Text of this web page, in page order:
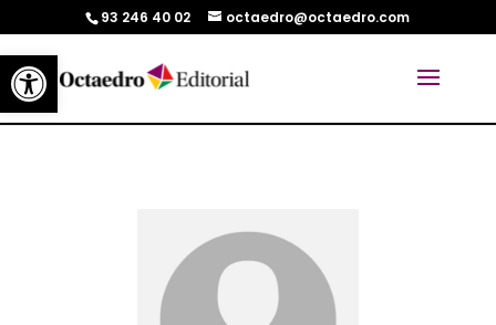
Abrir barra de herramientas
93 246 40 02 octaedro@octaedro.com